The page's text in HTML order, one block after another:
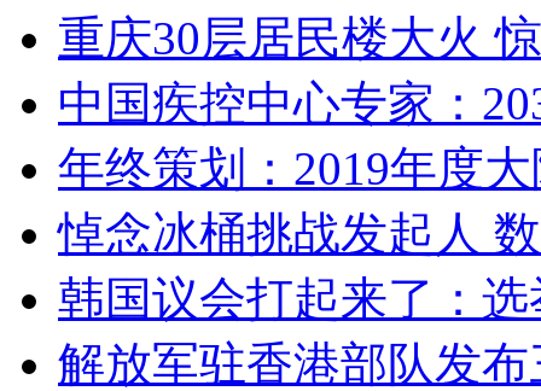
重庆30层居民楼大火
中国疾控中心专家：
年终策划：2019年度
悼念冰桶挑战发起人
韩国议会打起来了：
解放军驻香港部队发